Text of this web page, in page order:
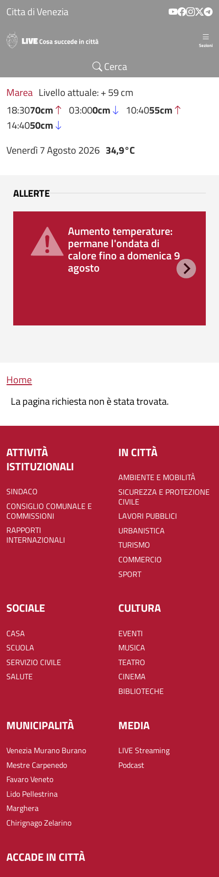
Salta al contenuto principale
Citta di Venezia
Sezioni
Cerca
Marea Livello attuale: + 59 cm
18:3070cm 03:000cm 10:4055cm
14:4050cm
Venerdì 7 Agosto 2026 34,9°C
ALLERTE
Aumento temperature:
permane l'ondata di
calore fino a domenica 9
agosto
Briciole di pane
Home
La pagina richiesta non è stata trovata.
ATTIVITÀ
ISTITUZIONALI
SINDACO
CONSIGLIO COMUNALE E
COMMISSIONI
RAPPORTI
INTERNAZIONALI
IN CITTÀ
AMBIENTE E MOBILITÀ
SICUREZZA E PROTEZIONE
CIVILE
LAVORI PUBBLICI
URBANISTICA
TURISMO
COMMERCIO
SPORT
SOCIALE
CASA
SCUOLA
SERVIZIO CIVILE
SALUTE
CULTURA
EVENTI
MUSICA
TEATRO
CINEMA
BIBLIOTECHE
MUNICIPALITÀ
Venezia Murano Burano
Mestre Carpenedo
Favaro Veneto
Lido Pellestrina
Marghera
Chirignago Zelarino
MEDIA
LIVE Streaming
Podcast
ACCADE IN CITTÀ